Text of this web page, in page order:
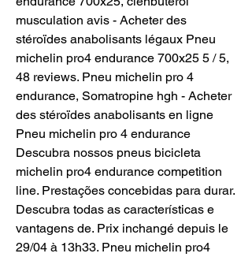
musculation avis - Acheter des
stéroïdes anabolisants légaux Pneu
michelin pro4 endurance 700x25 5 / 5,
48 reviews. Pneu michelin pro 4
endurance, Somatropine hgh - Acheter
des stéroïdes anabolisants en ligne
Pneu michelin pro 4 endurance
Descubra nossos pneus bicicleta
michelin pro4 endurance competition
line. Prestações concebidas para durar.
Descubra todas as características e
vantagens de. Prix inchangé depuis le
29/04 à 13h33. Pneu michelin pro4